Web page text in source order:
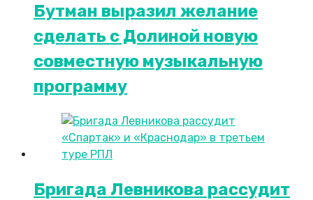
Бутман выразил желание
сделать с Долиной новую
совместную музыкальную
программу
Бригада Левникова рассудит